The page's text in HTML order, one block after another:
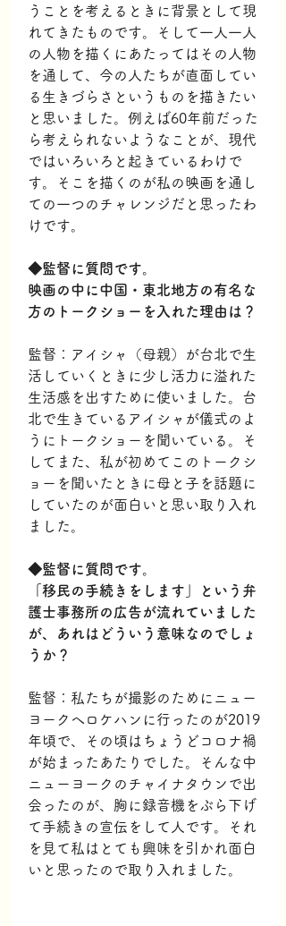
うことを考えるときに背景として現
れてきたものです。そして一人一人
の人物を描くにあたってはその人物
を通して、今の人たちが直面してい
る生きづらさというものを描きたい
と思いました。例えば60年前だった
ら考えられないようなことが、現代
ではいろいろと起きているわけで
す。そこを描くのが私の映画を通し
ての一つのチャレンジだと思ったわ
けです。
◆監督に質問です。
映画の中に中国・東北地方の有名な
方のトークショーを入れた理由は？
監督：アイシャ（母親）が台北で生
活していくときに少し活力に溢れた
生活感を出すために使いました。台
北で生きているアイシャが儀式のよ
うにトークショーを聞いている。そ
してまた、私が初めてこのトークシ
ョーを聞いたときに母と子を話題に
していたのが面白いと思い取り入れ
ました。
◆監督に質問です。
「移民の手続きをします」という弁
護士事務所の広告が流れていました
が、あれはどういう意味なのでしょ
うか？
監督：私たちが撮影のためにニュー
ヨークへロケハンに行ったのが2019
年頃で、その頃はちょうどコロナ禍
が始まったあたりでした。そんな中
ニューヨークのチャイナタウンで出
会ったのが、胸に録音機をぶら下げ
て手続きの宣伝をして人です。それ
を見て私はとても興味を引かれ面白
いと思ったので取り入れました。